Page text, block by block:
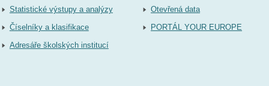
Statistické výstupy a analýzy
Číselníky a klasifikace
Adresáře školských institucí
Otevřená data
PORTÁL YOUR EUROPE